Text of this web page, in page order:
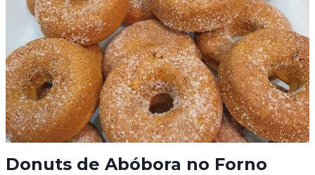
Donuts de Abóbora no Forno